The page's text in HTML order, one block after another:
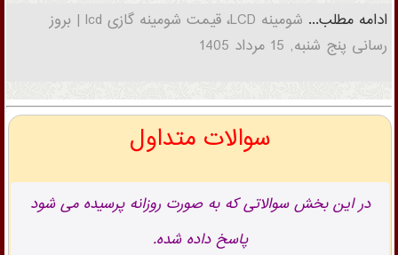
ادامه مطلب...
شومینه LCD، قیمت شومینه گازی lcd | بروز
رسانی پنج شنبه, 15 مرداد 1405
سوالات متداول
در این بخش سوالاتی که به صورت روزانه پرسیده می شود
پاسخ داده شده.